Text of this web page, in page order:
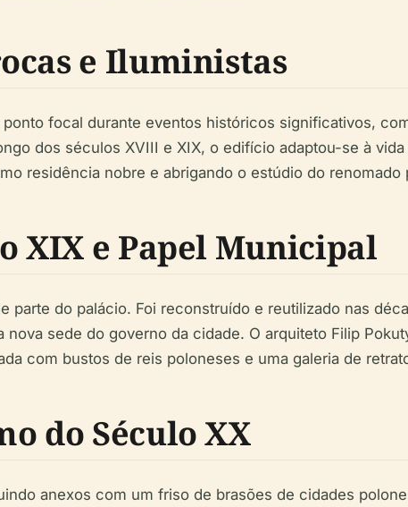
e Iluministas
focal durante eventos históricos significativos,
dos séculos XVIII e XIX, o edifício adaptou-se à
residência nobre e abrigando o estúdio do renomado
XIX e Papel Municipal
parte do palácio. Foi reconstruído e reutilizado nas
sede do governo da cidade. O arquiteto Filip
com bustos de reis poloneses e uma galeria de
do Século XX
anexos com um friso de brasões de cidades